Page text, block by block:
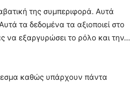
της συμπεριφορά. Αυτά
τα δεδομένα τα αξιοποιεί στο
να εξαργυρώσει το ρόλο και την…
καθώς υπάρχουν πάντα